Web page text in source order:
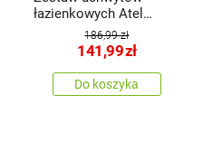
łazienkowych Atel
Walnut, 2 szt.
186,99 zł
141,99zł
Do koszyka